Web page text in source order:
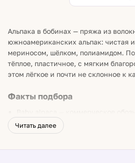
Альпака в бобинах — пряжа из
южноамериканских альпак: чистая
мериносом, шёлком, полиамидом.
тёплое, пластичное, с мягким
этом лёгкое и почти не склонное к
Факты подбора
сортировки волокна (не возраст
мировой границы по микронам
Читать далее